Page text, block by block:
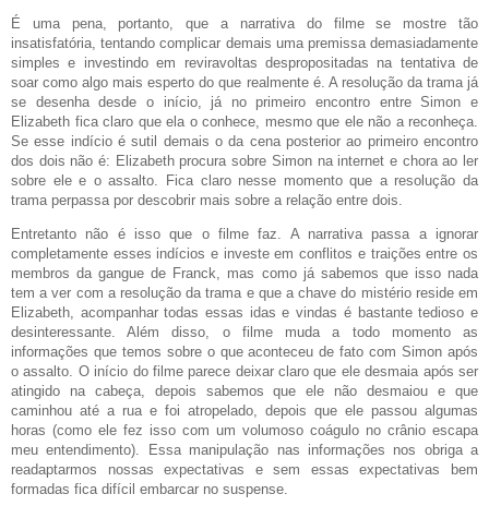
É uma pena, portanto, que a narrativa do filme se mostre tão
insatisfatória, tentando complicar demais uma premissa demasiadamente
simples e investindo em reviravoltas despropositadas na tentativa de
soar como algo mais esperto do que realmente é. A resolução da trama já
se desenha desde o início, já no primeiro encontro entre Simon e
Elizabeth fica claro que ela o conhece, mesmo que ele não a reconheça.
Se esse indício é sutil demais o da cena posterior ao primeiro encontro
dos dois não é: Elizabeth procura sobre Simon na internet e chora ao ler
sobre ele e o assalto. Fica claro nesse momento que a resolução da
trama perpassa por descobrir mais sobre a relação entre dois.
Entretanto não é isso que o filme faz. A narrativa passa a ignorar
completamente esses indícios e investe em conflitos e traições entre os
membros da gangue de Franck, mas como já sabemos que isso nada
tem a ver com a resolução da trama e que a chave do mistério reside em
Elizabeth, acompanhar todas essas idas e vindas é bastante tedioso e
desinteressante. Além disso, o filme muda a todo momento as
informações que temos sobre o que aconteceu de fato com Simon após
o assalto. O início do filme parece deixar claro que ele desmaia após ser
atingido na cabeça, depois sabemos que ele não desmaiou e que
caminhou até a rua e foi atropelado, depois que ele passou algumas
horas (como ele fez isso com um volumoso coágulo no crânio escapa
meu entendimento). Essa manipulação nas informações nos obriga a
readaptarmos nossas expectativas e sem essas expectativas bem
formadas fica difícil embarcar no suspense.